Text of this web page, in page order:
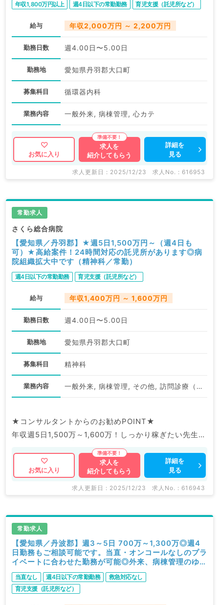
年収1,800万円以上 週4日以下の常勤勤務 育児支援（託児所など）
給与 年収2,000万円 ～ 2,200万円
勤務日数 週4.00日〜5.00日
勤務地 愛知県丹羽郡大口町
募集科目 循環器内科
業務内容 一般外来, 病棟管理, 心カテ
お気に入り
求人を
紹介してもらう
詳細を
見る
求人更新日 : 2025/12/23 求人No. : 616953
常勤求人
さくら総合病院
【愛知県／丹羽郡】★週5日1,500万円～（週4日も
可）★高給案件！24時間対応の託児所があります◎病
院組織拡大中です（精神科／常勤）
週4日以下の常勤勤務 育児支援（託児所など）
給与 年収1,400万円 ～ 1,600万円
勤務日数 週4.00日〜5.00日
勤務地 愛知県丹羽郡大口町
募集科目 精神科
業務内容 一般外来, 病棟管理, その他, 訪問診療（施設）
★コンサルタントからのお勧めPOINT★
年収週5日1,500万～1,600万！しっかり稼ぎたい先生に
当直なし＆オンコールなしも相談可能です◎
マイナビDOCTORでは病院やクリニックなどの医療機
掲載情報以外にも産業医等の企業系求人も多数扱ってい
ます。
求人内容の詳細等はお気軽にお問合せ下さい。
お気に入り
求人を
紹介してもらう
詳細を
見る
求人更新日 : 2025/12/23 求人No. : 616943
常勤求人
【愛知県／丹波郡】週3～5日 700万～1,300万◎週4
日勤務もご相談可能です。当直・オンコールなしのプラ
イベートに合わせた勤務が可能◎外来、病棟管理のゆっ
たり勤務／病院組織拡大中です（皮膚科／常勤）
当直なし 週4日以下の常勤勤務
救急対応なし
育児支援（託児所など）